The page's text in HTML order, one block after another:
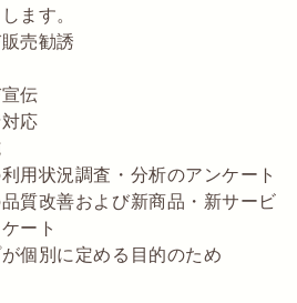
ます。
売勧誘
伝
応
用状況調査・分析のアンケート
質改善および新商品・新サービ
ート
個別に定める目的のため